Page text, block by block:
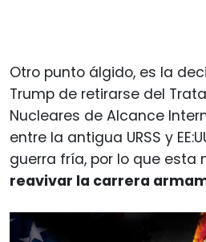
Otro punto álgido, es la
Trump de retirarse del
Nucleares de Alcance
entre la antigua URSS y
guerra fría, por lo que esta
reavivar la carrera